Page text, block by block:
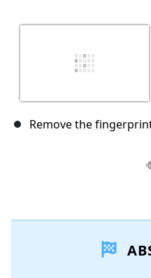
Remove the
Kommentar